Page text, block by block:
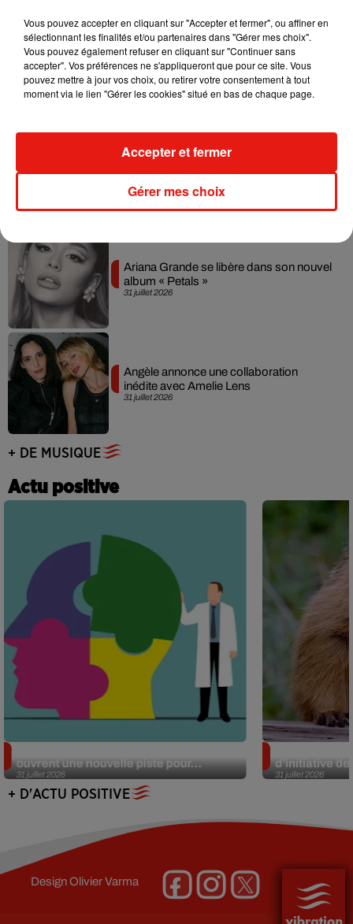
4 août 2026
Ariana Grande prendra une pause après
sa tournée mondiale
31 juillet 2026
Grand Corps Malade emmène Styleto
en road-trip dans son nouveau clip
31 juillet 2026
Ariana Grande se libère dans son nouvel
album « Petals »
31 juillet 2026
Angèle annonce une collaboration
inédite avec Amelie Lens
+ DE MUSIQUE
Actu positive
31 juillet 2026
ouvrent une nouvelle piste pour...
31 juillet 2026
d’initiative
+ D'ACTU POSITIVE
DesignOlivier Varma
Vous pouvez accepter en cliquant sur "Accepter et fermer", ou affiner en
sélectionnant les finalités et/ou partenaires dans "Gérer mes choix".
Vous pouvez également refuser en cliquant sur "Continuer sans
accepter". Vos préférences ne s'appliqueront que pour ce site. Vous
pouvez mettre à jour vos choix, ou retirer votre consentement à tout
moment via le lien "Gérer les cookies" situé en bas de chaque page.
Gérer mes choix
Accepter et fermer